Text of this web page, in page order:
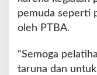
pemuda seperti
oleh PTBA.
“Semoga
taruna dan